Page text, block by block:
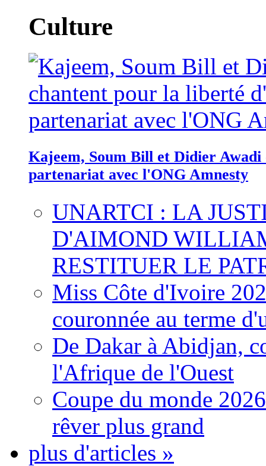
Culture
Kajeem, Soum Bill et Didier
partenariat avec l'ONG Amnesty
UNARTCI : LA
D'AIMOND
RESTITUER LE
Miss Côte d'Ivoire
couronnée au terme
De Dakar à Abidjan,
l'Afrique de l'Ouest
Coupe du monde
rêver plus grand
plus d'articles »